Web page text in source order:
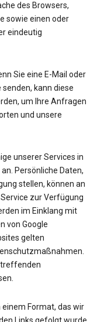
des Browsers,
sowie einen oder
eindeutig
Sie eine E-Mail oder
kann diese
um Ihre Anfragen
und unsere
unserer Services in
Persönliche Daten,
stellen, können an
zur Verfügung
im Einklang mit
von Google
gelten
einem Format, das wir